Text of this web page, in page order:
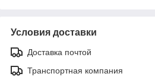
Условия доставки
Доставка почтой
Транспортная компания